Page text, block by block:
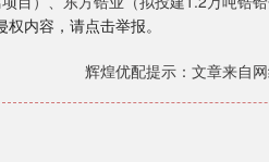
内容，请点击举报。
辉煌优配提示：文章来自